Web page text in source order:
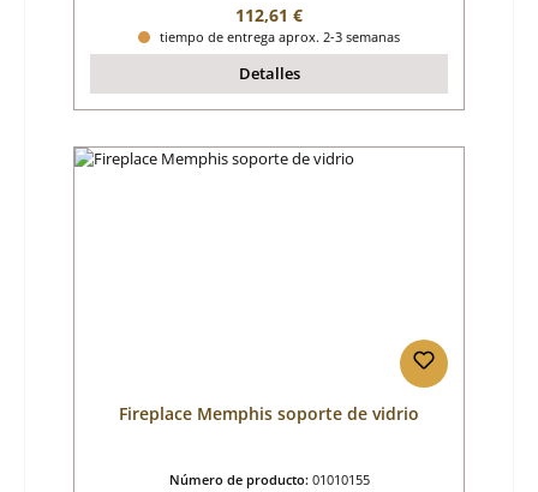
Precio normal:
112,61 €
tiempo de entrega aprox. 2-3 semanas
Detalles
Fireplace Memphis soporte de vidrio
Número de producto: 01010155